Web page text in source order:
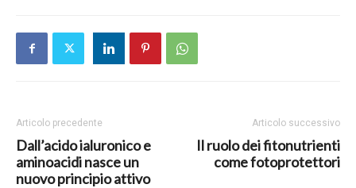
Articolo precedente
Dall’acido ialuronico e
aminoacidi nasce un
nuovo principio attivo
Articolo successivo
Il ruolo dei fitonutrienti
come fotoprotettori